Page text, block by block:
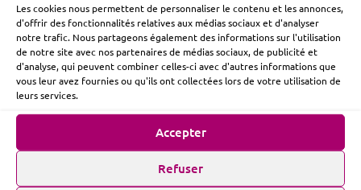
Les cookies nous permettent de personnaliser le contenu et les annonces,
d'offrir des fonctionnalités relatives aux médias sociaux et d'analyser
notre trafic. Nous partageons également des informations sur l'utilisation
de notre site avec nos partenaires de médias sociaux, de publicité et
d'analyse, qui peuvent combiner celles-ci avec d'autres informations que
vous leur avez fournies ou qu'ils ont collectées lors de votre utilisation de
leurs services.
Accepter
Refuser